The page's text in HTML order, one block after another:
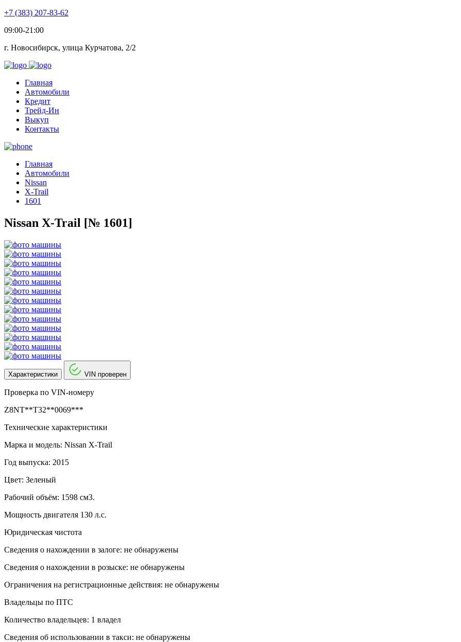
+7 (383) 207-83-62
09:00-21:00
г. Новосибирск, улица Курчатова, 2/2
Главная
Автомобили
Кредит
Трейд-Ин
Выкуп
Контакты
Главная
Автомобили
Nissan
X-Trail
1601
Nissan X-Trail [№ 1601]
Характеристики VIN проверен
Проверка по VIN-номеру
Z8NT**T32**0069***
Технические характеристики
Марка и модель: Nissan X-Trail
Год выпуска: 2015
Цвет: Зеленый
Рабочий объём: 1598 см3.
Мощность двигателя 130 л.с.
Юридическая чистота
Сведения о нахождении в залоге: не обнаружены
Сведения о нахождении в розыске: не обнаружены
Ограничения на регистрационные действия: не обнаружены
Владельцы по ПТС
Количество владельцев: 1 владел
Сведения об использовании в такси: не обнаружены